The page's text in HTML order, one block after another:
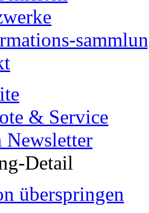
& Service
Newsletter
Detail
überspringen